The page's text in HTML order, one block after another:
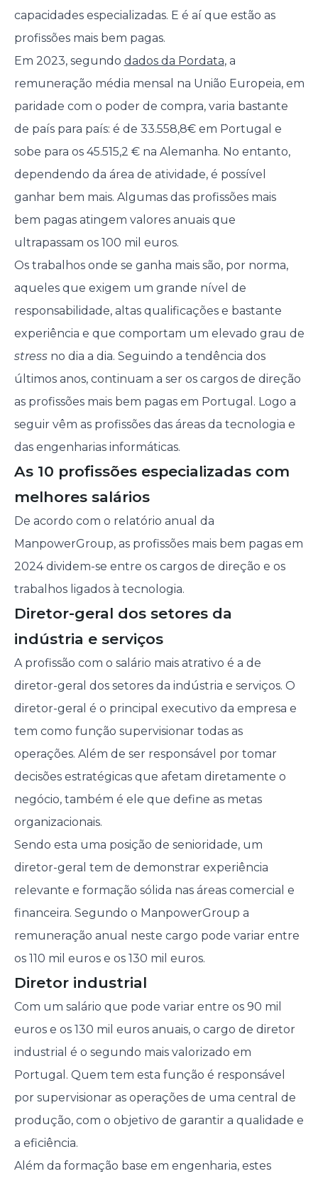
capacidades especializadas. E é aí que estão as
profissões mais bem pagas.
Em 2023, segundo dados da Pordata, a
remuneração média mensal na União Europeia, em
paridade com o poder de compra, varia bastante
de país para país: é de 33.558,8€ em Portugal e
sobe para os 45.515,2 € na Alemanha. No entanto,
dependendo da área de atividade, é possível
ganhar bem mais. Algumas das profissões mais
bem pagas atingem valores anuais que
ultrapassam os 100 mil euros.
Os trabalhos onde se ganha mais são, por norma,
aqueles que exigem um grande nível de
responsabilidade, altas qualificações e bastante
experiência e que comportam um elevado grau de
stressno dia a dia. Seguindo a tendência dos
últimos anos, continuam a ser os cargos de direção
as profissões mais bem pagas em Portugal. Logo a
seguir vêm as profissões das áreas da tecnologia e
das engenharias informáticas.
As 10 profissões especializadas com
melhores salários
De acordo com o relatório anual da
ManpowerGroup, as profissões mais bem pagas em
2024 dividem-se entre os cargos de direção e os
trabalhos ligados à tecnologia.
Diretor-geral dos setores da
indústria e serviços
A profissão com o salário mais atrativo é a de
diretor-geral dos setores da indústria e serviços. O
diretor-geral é o principal executivo da empresa e
tem como função supervisionar todas as
operações. Além de ser responsável por tomar
decisões estratégicas que afetam diretamente o
negócio, também é ele que define as metas
organizacionais.
Sendo esta uma posição de senioridade, um
diretor-geral tem de demonstrar experiência
relevante e formação sólida nas áreas comercial e
financeira. Segundo o ManpowerGroup a
remuneração anual neste cargo pode variar entre
os 110 mil euros e os 130 mil euros.
Diretor industrial
Com um salário que pode variar entre os 90 mil
euros e os 130 mil euros anuais, o cargo de diretor
industrial é o segundo mais valorizado em
Portugal. Quem tem esta função é responsável
por supervisionar as operações de uma central de
produção, com o objetivo de garantir a qualidade e
a eficiência.
Além da formação base em engenharia, estes